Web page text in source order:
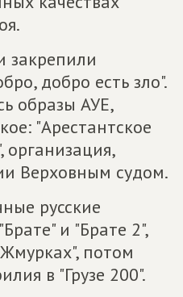
закрепили
добро есть зло".
образы АУЕ,
"Арестантское
организация,
Верховным судом.
русские
и "Брате 2",
потом
в "Грузе 200".